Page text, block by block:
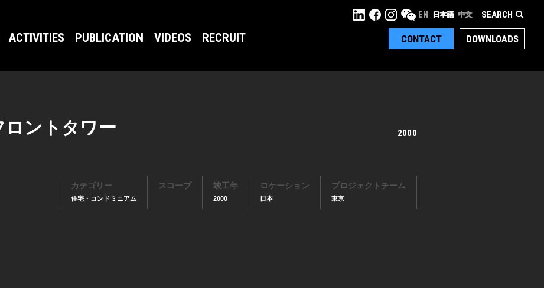
ACTIVITIES PUBLICATION VIDEOS RECRUIT DOWNLOADS
CONTACT
SEARCH
EN 日本語 中文
ントタワー 2000
カテゴリー
住宅・コンドミニアム
スコープ 竣工年
2000
ロケーション
日本
プロジェクトチーム
東京